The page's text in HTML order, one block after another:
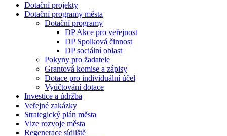
Dotační projekty
Dotační programy města
Dotační programy
DP Akce pro veřejnost
DP Spolková činnost
DP sociální oblast
Pokyny pro žadatele
Grantová komise a zápisy
Dotace pro individuální účel
Vyúčtování dotace
Investice a údržba
Veřejné zakázky
Strategický plán města
Vize rozvoje města
Regenerace sídliště